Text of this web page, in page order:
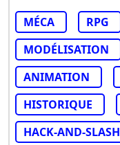
MÉCA RPG
MODÉLISATION
ANIMATION
HISTORIQUE
HACK-AND-SLASH